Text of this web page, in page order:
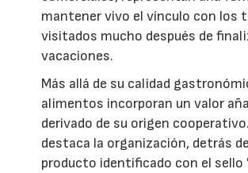
mantener vivo el vínculo con los
visitados mucho después de
vacaciones.
Más allá de su calidad
alimentos incorporan un valor
derivado de su origen
destaca la organización, detrás
producto identificado con el sello